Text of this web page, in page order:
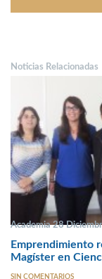
Noticias Relacionadas
Academia 28
Emprendimiento
Magíster en
SIN COMENTARIOS